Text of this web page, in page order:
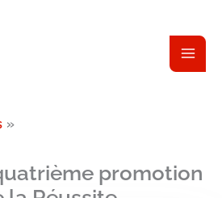
promotion